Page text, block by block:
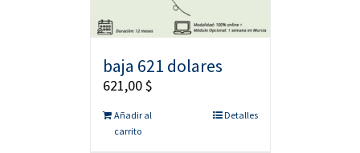
baja 621 dolares
621,00$
Añadir al
carrito
Detalles